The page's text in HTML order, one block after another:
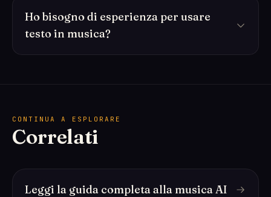
Ho bisogno di esperienza per usare
testo in musica?
CONTINUA A ESPLORARE
Correlati
Leggi la guida completa alla musica AI